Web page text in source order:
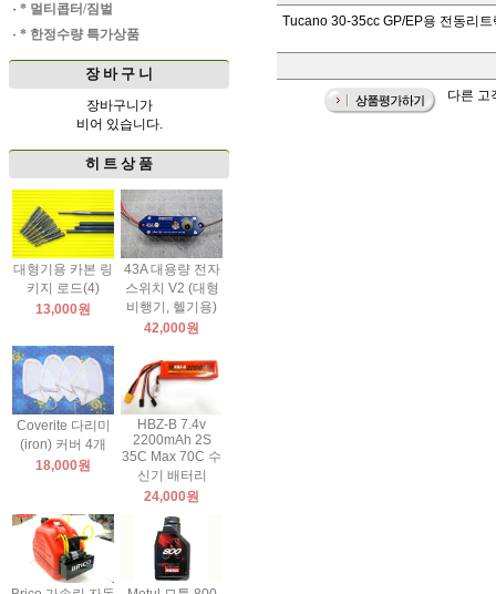
· * 멀티콥터/짐벌
· * 한정수량 특가상품
장 바 구 니
장바구니가
비어 있습니다.
히 트 상 품
대형기용 카본 링
키지 로드(4)
13,000원
43A 대용량 전자
스위치 V2 (대형
비행기, 헬기용)
42,000원
Coverite 다리미
(iron) 커버 4개
18,000원
HBZ-B 7.4v
2200mAh 2S
35C Max 70C 수
신기 배터리
24,000원
Tucano 30-35cc GP/EP용 전동리
다른 고